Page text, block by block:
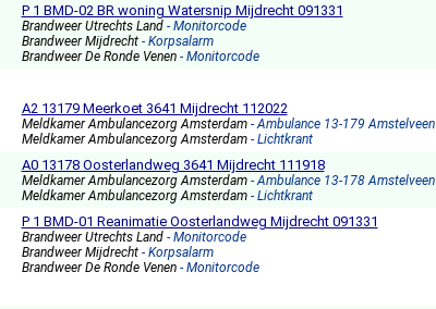
P 1 BMD-02 BR woning Watersnip Mijdrecht 091331
Brandweer Utrechts Land - Monitorcode
Brandweer Mijdrecht - Korpsalarm
Brandweer De Ronde Venen - Monitorcode
A2 13179 Meerkoet 3641 Mijdrecht 112022
Meldkamer Ambulancezorg Amsterdam - Ambulance 13-179 Amstelveen
Meldkamer Ambulancezorg Amsterdam - Lichtkrant
A0 13178 Oosterlandweg 3641 Mijdrecht 111918
Meldkamer Ambulancezorg Amsterdam - Ambulance 13-178 Amstelveen
Meldkamer Ambulancezorg Amsterdam - Lichtkrant
P 1 BMD-01 Reanimatie Oosterlandweg Mijdrecht 091331
Brandweer Utrechts Land - Monitorcode
Brandweer Mijdrecht - Korpsalarm
Brandweer De Ronde Venen - Monitorcode